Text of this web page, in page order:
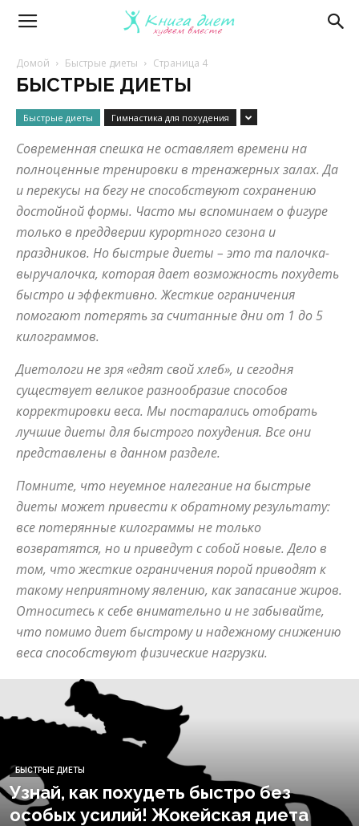
Книга
диет
диеты
советы
для
похудения
Домой Быстрые диеты Страница 4
БЫСТРЫЕ ДИЕТЫ
Быстрые диеты Гимнастика для похудения
Современная спешка не оставляет времени на
полноценные тренировки в тренажерных залах. Да
и перекусы на бегу не способствуют сохранению
достойной формы. Часто мы вспоминаем о фигуре
только в преддверии курортного сезона и
праздников. Но быстрые диеты – это та палочка-
выручалочка, которая дает возможность похудеть
быстро и эффективно. Жесткие ограничения
помогают потерять за считанные дни от 1 до 5
килограммов.
Диетологи не зря «едят свой хлеб», и сегодня
существует великое разнообразие способов
корректировки веса. Мы постарались отобрать
лучшие диеты для быстрого похудения. Все они
представлены в данном разделе.
Помните, что неуемное налегание на быстрые
диеты может привести к обратному результату:
все потерянные килограммы не только
возвратятся, но и приведут с собой новые. Дело в
том, что жесткие ограничения порой приводят к
такому неприятному явлению, как запасание жиров.
Относитесь к себе внимательно и не забывайте,
что помимо диет быстрому и надежному снижению
веса способствуют физические нагрузки.
БЫСТРЫЕ ДИЕТЫ
Узнай, как похудеть быстро без
особых усилий! Жокейская диета